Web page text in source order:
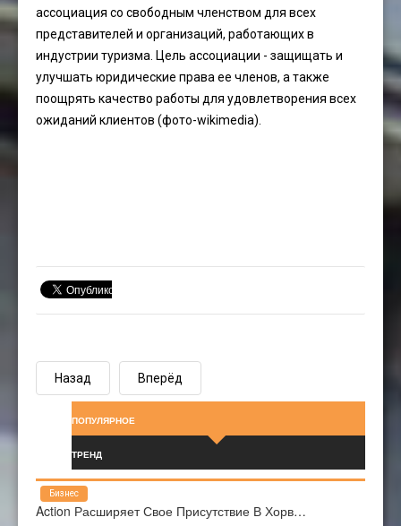
ассоциация со свободным членством для всех
представителей и организаций, работающих в
индустрии туризма. Цель ассоциации - защищать и
улучшать юридические права ее членов, а также
поощрять качество работы для удовлетворения всех
ожиданий клиентов (фото-wikimedia).
Назад Вперёд
ПОПУЛЯРНОЕ
ТРЕНД
Action Расширяет Свое Присутствие В Хорв…
Бизнес